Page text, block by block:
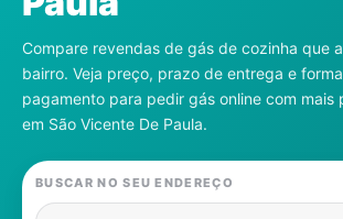
Notícias
Cadastre-se
Gás
Contatos
Compare revendas de gás de cozinha que
bairro. Veja preço, prazo de entrega e
pagamento para pedir gás online com mais
em São Vicente De Paula.
BUSCAR NO SEU ENDEREÇO